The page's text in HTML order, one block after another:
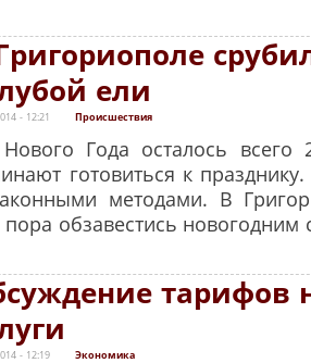
ели
- 12:21 Происшествия
Года осталось всего
готовиться к
методами. В
пора обзавестись новогодним
тарифов
- 12:19 Экономика